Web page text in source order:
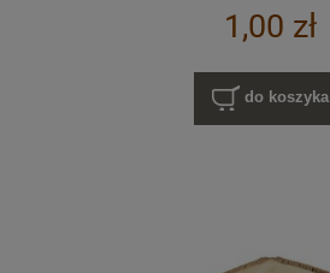
1,00 zł
do koszyka